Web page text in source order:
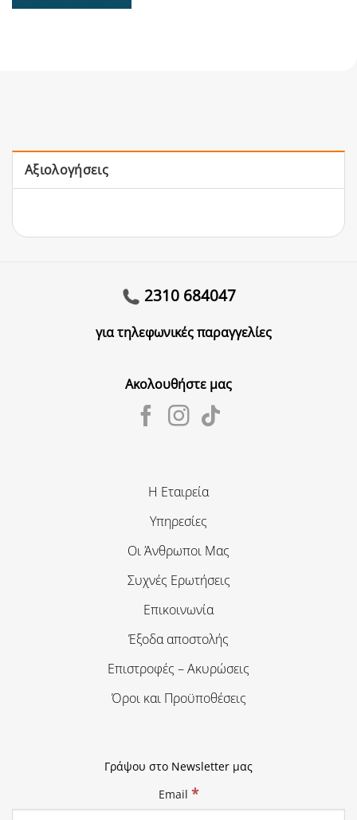
Αξιολογήσεις
2310 684047
για τηλεφωνικές παραγγελίες
Ακολουθήστε μας
Η Εταιρεία
Υπηρεσίες
Οι Άνθρωποι Μας
Συχνές Ερωτήσεις
Επικοινωνία
Έξοδα αποστολής
Επιστροφές – Ακυρώσεις
Όροι και Προϋποθέσεις
Γράψου στο Newsletter μας
Email *